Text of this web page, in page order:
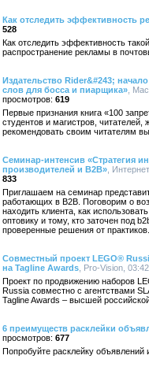
Как отследить эффективность
528
Как отследить эффективность
распространение рекламы в
Издательство Rider&#243;
слов для босса и пиарщика» ,
619
Первые признания книга «100
студентов и магистров, читателей,
рекомендовать своим читателям
Семинар-интенсив «Стратегия
производителей и B2B» ,
833
Приглашаем на семинар
работающих в B2B. Поговорим о
находить клиента, как
оптовику и тому, кто заточен под
проверенные решения от практиков.
Совместный проект LEGO®
на Tagline Awards , Pro-Vision,
Проект по продвижению наборов
Russia совместно с агентствами
Tagline Awards – высшей
6 преимуществ расклейки
677
Попробуйте расклейку объявлений